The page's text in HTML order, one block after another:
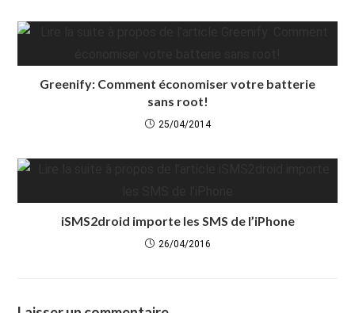
Greenify: Comment économiser votre batterie
sans root!
25/04/2014
iSMS2droid importe les SMS de l’iPhone
26/04/2016